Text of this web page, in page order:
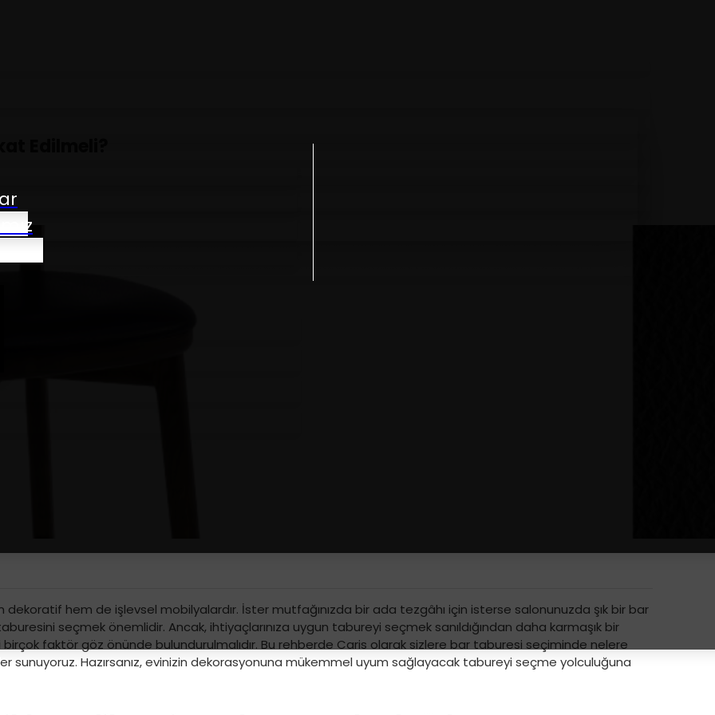
Edilmeli?
dekoratif hem de işlevsel mobilyalardır. İster mutfağınızda bir ada tezgâhı için isterse salonunuzda şık bir bar
seçmek önemlidir. Ancak, ihtiyaçlarınıza uygun tabureyi seçmek sanıldığından daha karmaşık bir
faktör göz önünde bulundurulmalıdır. Bu rehberde Caris olarak sizlere bar taburesi seçiminde nelere
sunuyoruz. Hazırsanız, evinizin dekorasyonuna mükemmel uyum sağlayacak tabureyi seçme yolculuğuna